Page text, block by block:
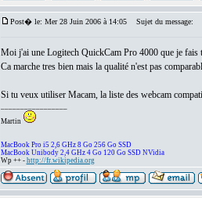
Post� le: Mer 28 Juin 2006 à 14:05 Sujet du message:
Moi j'ai une Logitech QuickCam Pro 4000 que je fais
Ca marche tres bien mais la qualité n'est pas
Si tu veux utiliser Macam, la liste des webcam
Martin
MacBook Pro i5 2,6 GHz 8 Go 256 Go SSD
MacBook Unibody 2,4 GHz 4 Go 120 Go SSD NVidia
Wp ++ - http://fr.wikipedia.org